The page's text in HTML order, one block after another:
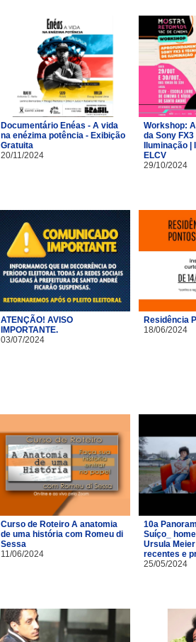
Documentário Enéas - A vida
na enézima potência - Exibição
Gratuita
20/11/2024
Workshop:
da Sony
Iluminação |
ELCV
29/10/2024
ATENÇÃO! AVISO
IMPORTANTE.
03/07/2024
Residência
18/06/2024
Curso de Roteiro A anatomia
de uma história com Romeu di
Sessa
11/06/2024
10a
Suíço_
Ursula
recentes e
25/05/2024